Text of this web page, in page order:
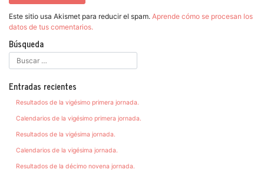
Este sitio usa Akismet para reducir el spam. Aprende cómo se procesan los
datos de tus comentarios.
Búsqueda
Entradas recientes
Resultados de la vigésimo primera jornada.
Calendarios de la vigésimo primera jornada.
Resultados de la vigésima jornada.
Calendarios de la vigésima jornada.
Resultados de la décimo novena jornada.